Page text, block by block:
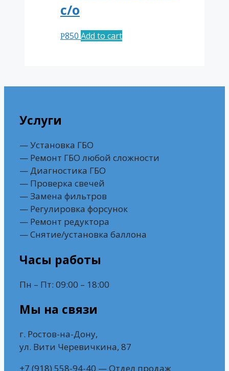
с/о
Р850 Add to cart
Услуги
— Установка ГБО
— Ремонт ГБО любой сложности
— Диагностика ГБО
— Проверка свечей
— Замена фильтров
— Регулировка форсунок
— Ремонт редуктора
— Снятие/установка баллона
Часы работы
Пн – Пт: 09:00 – 18:00
Мы на связи
г. Ростов-на-Дону,
ул. Вити Черевичкина, 87
+7 (918) 558-94-40 — Отдел продаж